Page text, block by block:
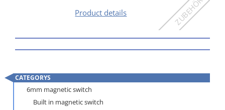
Product detailsEW
CATEGORYS
Skip
navigation
6mm magnetic switch
Built in magnetic switch